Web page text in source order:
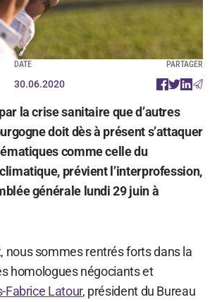
DATE
30.06.2020
PARTAGER
la crise sanitaire que d’autres
doit dès à présent s’attaquer
comme celle du
prévient l’interprofession,
générale lundi 29 juin à
nous sommes rentrés forts dans la
homologues négociants et
Fabrice Latour, président du Bureau